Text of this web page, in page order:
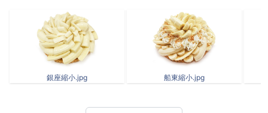
銀座縮小.jpg 船東縮小.jpg